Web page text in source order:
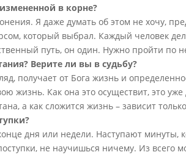
в корне?
Я даже думать об этом не хочу,
который выбрал. Каждый человек
путь, он один. Нужно пройти по
Верите ли вы в судьбу?
получает от Бога жизнь и
жизнь. Как она это осуществит, это
а как сложится жизнь – зависит
дня или недели. Наступают минуты,
не научишься ничему. Из всего